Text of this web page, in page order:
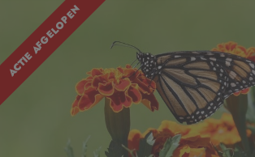
ACTIE AFGELOPEN